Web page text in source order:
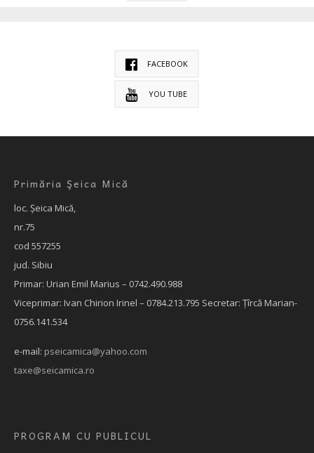
FACEBOOK
YOU TUBE
Primăria Şeica Mică
loc. Şeica Mică,
nr.75
cod 557255
jud. Sibiu
Primar: Urian Emil Marius – 0742.490.988
Viceprimar: Ivan Chirion Irinel – 0784.213.795 Secretar: Țîrcă Marian-
0756.141.534
e-mail: pseicamica@yahoo.com
taxe@seicamica.ro
PROGRAM CU PUBLICUL